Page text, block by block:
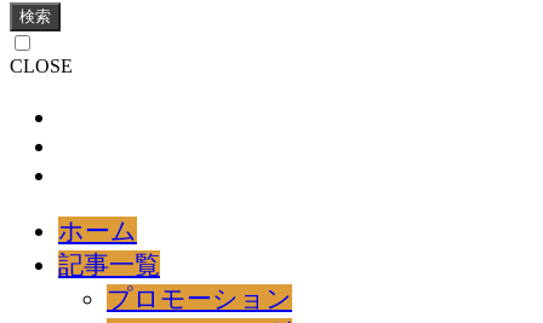
検索
CLOSE
ホーム
記事一覧
プロモーション